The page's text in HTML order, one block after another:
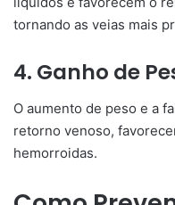
tornando as veias mais
4. Ganho de
O aumento de peso e a
retorno venoso,
hemorroidas.